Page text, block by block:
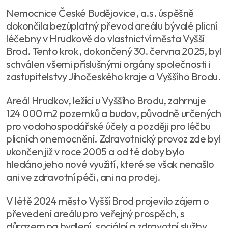
Nemocnice České Budějovice, a.s. úspěšně
dokončila bezúplatný převod areálu bývalé plicní
léčebny v Hrudkově do vlastnictví města Vyšší
Brod. Tento krok, dokončený 30. června 2025, byl
schválen všemi příslušnými orgány společnosti i
zastupitelstvy Jihočeského kraje a Vyššího Brodu.
Areál Hrudkov, ležící u Vyššího Brodu, zahrnuje
124 000 m2 pozemků a budov, původně určených
pro vodohospodářské účely a později pro léčbu
plicních onemocnění. Zdravotnický provoz zde byl
ukončen již v roce 2005 a od té doby bylo
hledáno jeho nové využití, které se však nenašlo
ani ve zdravotní péči, ani na prodej.
V létě 2024 město Vyšší Brod projevilo zájem o
převedení areálu pro veřejný prospěch, s